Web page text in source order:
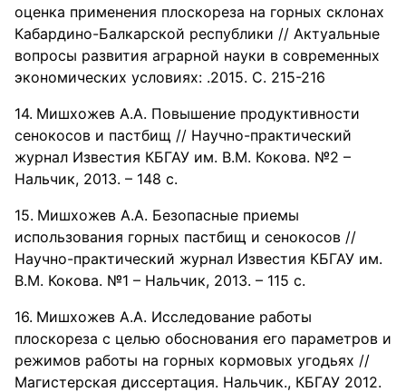
оценка применения плоскореза на горных склонах
Кабардино-Балкарской республики // Актуальные
вопросы развития аграрной науки в современных
экономических условиях: .2015. С. 215-216
Мишхожев А.А. Повышение продуктивности
сенокосов и пастбищ // Научно-практический
журнал Известия КБГАУ им. В.М. Кокова. №2 –
Нальчик, 2013. – 148 с.
Мишхожев А.А. Безопасные приемы
использования горных пастбищ и сенокосов //
Научно-практический журнал Известия КБГАУ им.
В.М. Кокова. №1 – Нальчик, 2013. – 115 с.
Мишхожев А.А. Исследование работы
плоскореза с целью обоснования его параметров и
режимов работы на горных кормовых угодьях //
Магистерская диссертация. Нальчик., КБГАУ 2012.